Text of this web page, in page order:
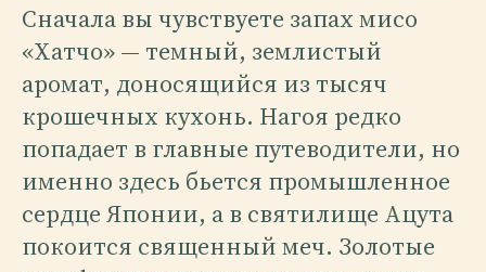
Сначала вы чувствуете запах мисо
«Хатчо» — темный, землистый
аромат, доносящийся из тысяч
крошечных кухонь. Нагоя редко
попадает в главные путеводители, но
именно здесь бьется промышленное
сердце Японии, а в святилище Ацута
покоится священный меч. Золотые